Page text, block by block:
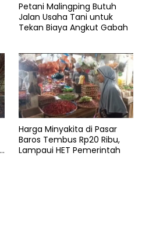
Petani Malingping Butuh
Jalan Usaha Tani untuk
Tekan Biaya Angkut Gabah
Harga Minyakita di Pasar
Baros Tembus Rp20 Ribu,
Lampaui HET Pemerintah